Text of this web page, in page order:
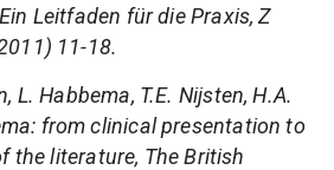
Leitfaden für die Praxis, Z
11-18.
L. Habbema, T.E. Nijsten, H.A.
from clinical presentation to
the literature, The British